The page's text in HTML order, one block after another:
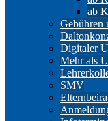
ab
Gebühren
Digitaler
Mehr als
SMV